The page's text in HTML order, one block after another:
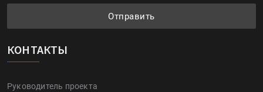
Отправить
КОНТАКТЫ
Руководитель проекта